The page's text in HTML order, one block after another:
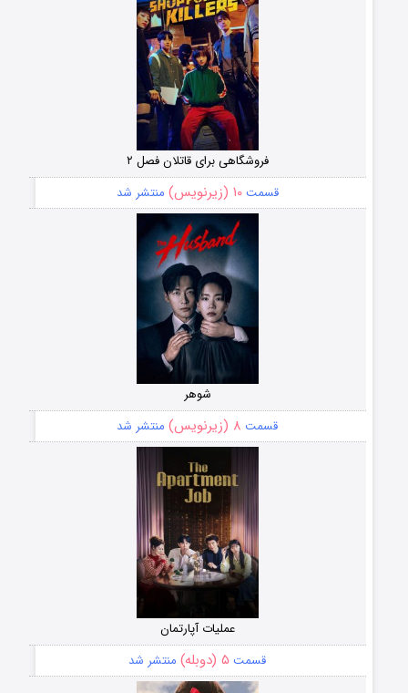
فروشگاهی برای قاتلان فصل ۲
قسمت۱۰ (زیرنویس) منتشر شد
شوهر
قسمت ۸ (زیرنویس) منتشر شد
عملیات آپارتمان
قسمت ۵ (دوبله) منتشر شد